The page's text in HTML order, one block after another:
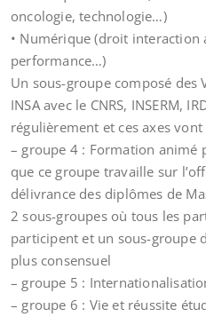
oncologie, technologie…)
• Numérique (droit
performance…)
Un sous-groupe composé des
INSA avec le CNRS, INSERM,
régulièrement et ces axes
– groupe 4 : Formation animé
que ce groupe travaille sur
délivrance des diplômes de
2 sous-groupes où tous les
participent et un sous-groupe
plus consensuel
– groupe 5 :
– groupe 6 : Vie et réussite